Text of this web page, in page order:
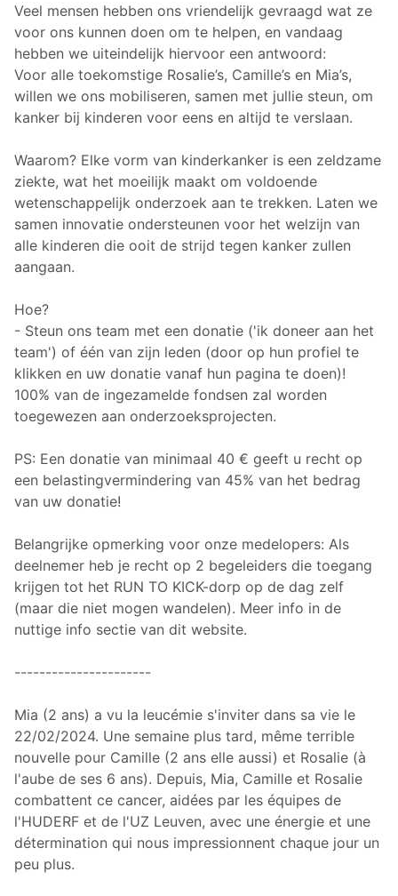
Veel mensen hebben ons vriendelijk gevraagd wat ze
voor ons kunnen doen om te helpen, en vandaag
hebben we uiteindelijk hiervoor een antwoord:
Voor alle toekomstige Rosalie’s, Camille’s en Mia’s,
willen we ons mobiliseren, samen met jullie steun, om
kanker bij kinderen voor eens en altijd te verslaan.
Waarom? Elke vorm van kinderkanker is een zeldzame
ziekte, wat het moeilijk maakt om voldoende
wetenschappelijk onderzoek aan te trekken. Laten we
samen innovatie ondersteunen voor het welzijn van
alle kinderen die ooit de strijd tegen kanker zullen
aangaan.
Hoe?
- Steun ons team met een donatie ('ik doneer aan het
team') of één van zijn leden (door op hun profiel te
klikken en uw donatie vanaf hun pagina te doen)!
100% van de ingezamelde fondsen zal worden
toegewezen aan onderzoeksprojecten.
PS: Een donatie van minimaal 40 € geeft u recht op
een belastingvermindering van 45% van het bedrag
van uw donatie!
Belangrijke opmerking voor onze medelopers: Als
deelnemer heb je recht op 2 begeleiders die toegang
krijgen tot het RUN TO KICK-dorp op de dag zelf
(maar die niet mogen wandelen). Meer info in de
nuttige info sectie van dit website.
----------------------
Mia (2 ans) a vu la leucémie s'inviter dans sa vie le
22/02/2024. Une semaine plus tard, même terrible
nouvelle pour Camille (2 ans elle aussi) et Rosalie (à
l'aube de ses 6 ans). Depuis, Mia, Camille et Rosalie
combattent ce cancer, aidées par les équipes de
l'HUDERF et de l'UZ Leuven, avec une énergie et une
détermination qui nous impressionnent chaque jour un
peu plus.